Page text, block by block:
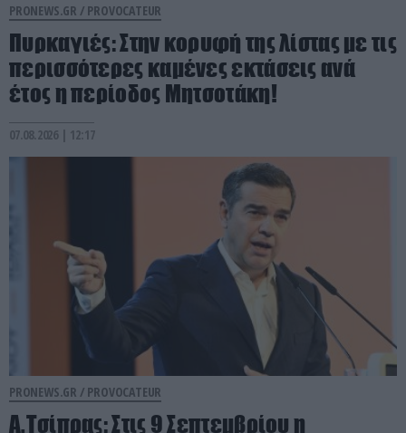
PRONEWS.GR / PROVOCATEUR
Πυρκαγιές: Στην κορυφή της λίστας με τις
περισσότερες καμένες εκτάσεις ανά
έτος η περίοδος Μητσοτάκη!
07.08.2026 | 12:17
PRONEWS.GR / PROVOCATEUR
Α.Τσίπρας: Στις 9 Σεπτεμβρίου η